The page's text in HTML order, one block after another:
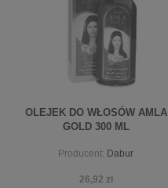
OLEJEK DO WŁOSÓW AMLA
GOLD 300 ML
Producent: Dabur
26,92 zł